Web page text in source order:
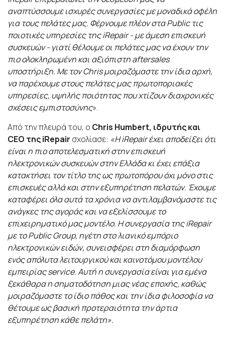
αναπτύσσουμε ισχυρές συνεργασίεςμε μοναδικά οφέλη
για τους πελάτες μας. Φέρνουμε πλέον σταPublicτις
ποιοτικές υπηρεσίες της iRepair - με άμεση επισκευή
συσκευών - γιατί θέλουμε οι πελάτες μας να έχουν την
πιο ολοκληρωμένη και αξιόπιστηaftersales
υποστήριξη. Με τονChrisμοιραζόμαστε την ίδια αρχή,
να παρέχουμε στους πελάτες μας πρωτοποριακές
υπηρεσίες, υψηλής ποιότητας που χτίζουν διαχρονικές
σχέσεις εμπιστοσύνης».
Από την πλευρά του, ο Chris Humbert, ιδρυτής και
CEO της iRepair σχολίασε: «H iRepair έχει αποδείξει ότι
είναι η πιο αποτελεσματική στην επισκευή
ηλεκτρονικών συσκευών στην Ελλάδα κι έχει επάξια
κατακτήσει τον τίτλο της ως πρωτοπόρου όχι μόνο στις
επισκευές αλλά και στην εξυπηρέτηση πελατών. Έχουμε
καταφέρει όλα αυτά τα χρόνια να αντιλαμβανόμαστε τις
ανάγκες της αγοράς και να εξελίσσουμε το
επιχειρηματικό μας μοντέλο. Η συνεργασία της iRepair
με το Public Group, ηγέτη στο λιανικό εμπόριο
ηλεκτρονικών ειδών, συνεισφέρει στη διαμόρφωση
ενός απόλυτα λειτουργικού και καινοτόμου μοντέλου
εμπειρίας service. Αυτή η συνεργασία είναι για εμένα
ξεκάθαρα η σηματοδότηση μιας νέας εποχής, καθώς
μοιραζόμαστε το ίδιο πάθος και την ίδια φιλοσοφία να
θέτουμε ως βασική προτεραιότητα την άρτια
εξυπηρέτηση κάθε πελάτη».